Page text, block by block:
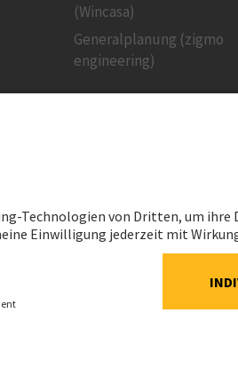
(Wincasa)
Generalplanung (zigmo
engineering)
Finanzpublikationen
Nachhaltiges Investment